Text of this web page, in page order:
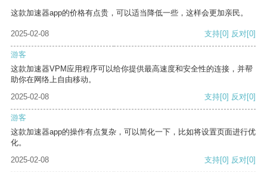
这款加速器app的价格有点贵，可以适当降低一些，这样会更加亲民。
2025-02-08 支持[0] 反对[0]
游客
这款加速器VPM应用程序可以给你提供最高速度和安全性的连接，并帮
助你在网络上自由移动。
2025-02-08
支持[0] 反对[0]
游客
这款加速器app的操作有点复杂，可以简化一下，比如将设置页面进行优
化。
2025-02-08
支持[0] 反对[0]